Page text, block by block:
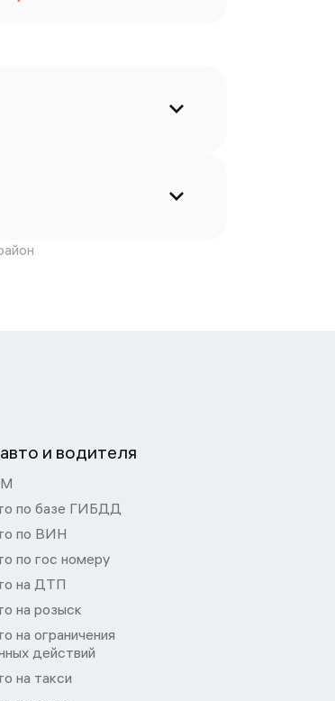
и водителя
по базе ГИБДД
по ВИН
по гос номеру
на ДТП
на розыск
на ограничения
действий
на такси